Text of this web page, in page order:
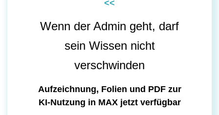
<<
Wenn der Admin geht, darf
sein Wissen nicht
verschwinden
Aufzeichnung, Folien und PDF zur
KI-Nutzung in MAX jetzt verfügbar